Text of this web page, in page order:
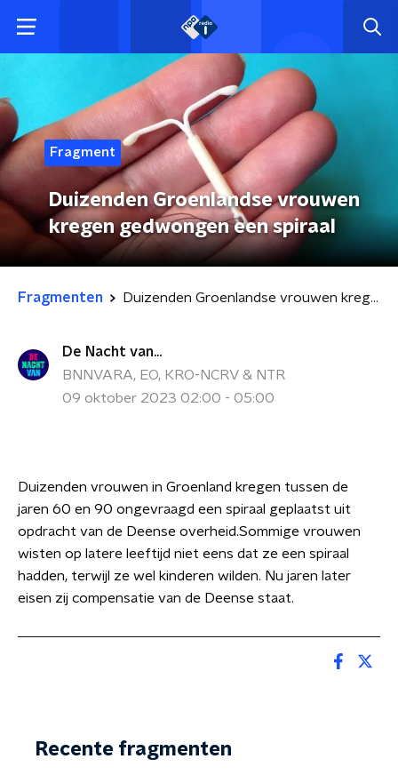
Fragment
Duizenden Groenlandse vrouwen
kregen gedwongen een spiraal
Fragmenten Duizenden Groenlandse vrouwen kregen gedwongen een spiraal
De Nacht van...
BNNVARA, EO, KRO-NCRV & NTR
09 oktober 2023 02:00 - 05:00
Duizenden vrouwen in Groenland kregen tussen de
jaren 60 en 90 ongevraagd een spiraal geplaatst uit
opdracht van de Deense overheid.Sommige vrouwen
wisten op latere leeftijd niet eens dat ze een spiraal
hadden, terwijl ze wel kinderen wilden. Nu jaren later
eisen zij compensatie van de Deense staat.
Recente fragmenten